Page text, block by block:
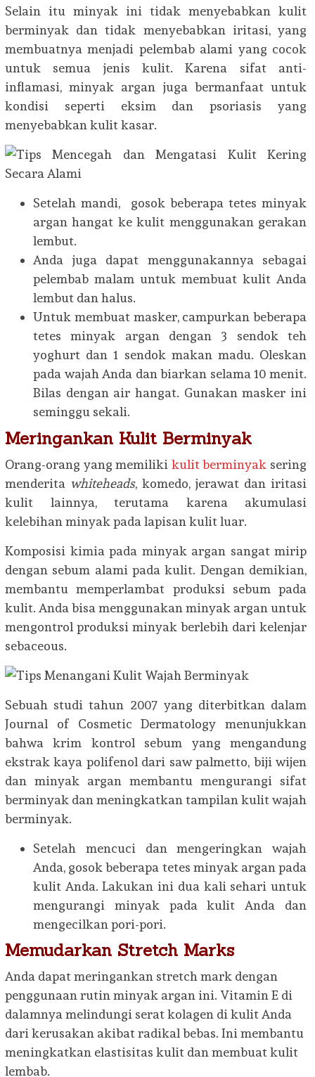
Selain itu minyak ini tidak menyebabkan kulit
berminyak dan tidak menyebabkan iritasi, yang
membuatnya menjadi pelembab alami yang cocok
untuk semua jenis kulit. Karena sifat anti-
inflamasi, minyak argan juga bermanfaat untuk
kondisi seperti eksim dan psoriasis yang
menyebabkan kulit kasar.
Setelah mandi, gosok beberapa tetes minyak
argan hangat ke kulit menggunakan gerakan
lembut.
Anda juga dapat menggunakannya sebagai
pelembab malam untuk membuat kulit Anda
lembut dan halus.
Untuk membuat masker, campurkan beberapa
tetes minyak argan dengan 3 sendok teh
yoghurt dan 1 sendok makan madu. Oleskan
pada wajah Anda dan biarkan selama 10 menit.
Bilas dengan air hangat. Gunakan masker ini
seminggu sekali.
Meringankan Kulit Berminyak
Orang-orang yang memiliki kulit berminyak sering
menderita whiteheads, komedo, jerawat dan iritasi
kulit lainnya, terutama karena akumulasi
kelebihan minyak pada lapisan kulit luar.
Komposisi kimia pada minyak argan sangat mirip
dengan sebum alami pada kulit. Dengan demikian,
membantu memperlambat produksi sebum pada
kulit. Anda bisa menggunakan minyak argan untuk
mengontrol produksi minyak berlebih dari kelenjar
sebaceous.
Sebuah studi tahun 2007 yang diterbitkan dalam
Journal of Cosmetic Dermatology menunjukkan
bahwa krim kontrol sebum yang mengandung
ekstrak kaya polifenol dari saw palmetto, biji wijen
dan minyak argan membantu mengurangi sifat
berminyak dan meningkatkan tampilan kulit wajah
berminyak.
Setelah mencuci dan mengeringkan wajah
Anda, gosok beberapa tetes minyak argan pada
kulit Anda. Lakukan ini dua kali sehari untuk
mengurangi minyak pada kulit Anda dan
mengecilkan pori-pori.
Memudarkan Stretch Marks
Anda dapat meringankan stretch mark dengan
penggunaan rutin minyak argan ini. Vitamin E di
dalamnya melindungi serat kolagen di kulit Anda
dari kerusakan akibat radikal bebas. Ini membantu
meningkatkan elastisitas kulit dan membuat kulit
lembab.